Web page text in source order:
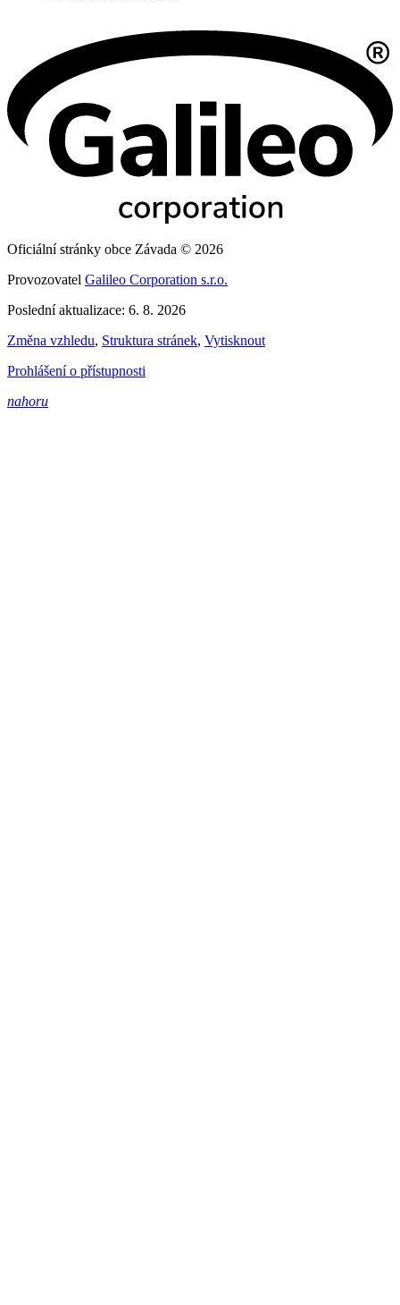
Oficiální stránky obce Závada © 2026
Provozovatel Galileo Corporation s.r.o.
Poslední aktualizace: 6. 8. 2026
Změna vzhledu, Struktura stránek, Vytisknout
Prohlášení o přístupnosti
nahoru